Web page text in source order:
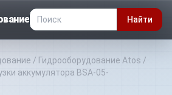
Найти
/ Гидрооборудование Atos /
аккумулятора BSA-05-